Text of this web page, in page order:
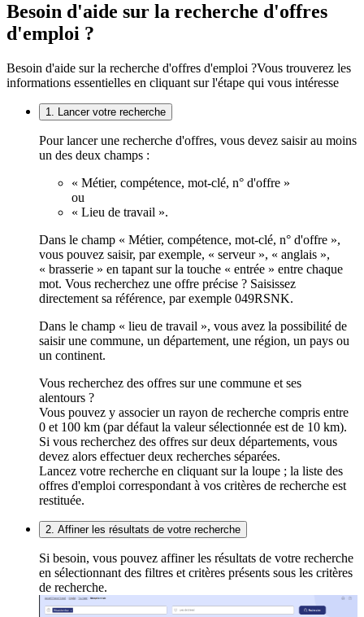
Besoin d'aide sur la recherche d'offres
d'emploi ?
Besoin d'aide sur la recherche d'offres d'emploi ?Vous trouverez les
informations essentielles en cliquant sur l'étape qui vous intéresse
1. Lancer votre recherche
Pour lancer une recherche d'offres, vous devez saisir au moins
un des deux champs :
« Métier, compétence, mot-clé, n° d'offre »
ou
« Lieu de travail ».
Dans le champ « Métier, compétence, mot-clé, n° d'offre »,
vous pouvez saisir, par exemple, « serveur », « anglais »,
« brasserie » en tapant sur la touche « entrée » entre chaque
mot. Vous recherchez une offre précise ? Saisissez
directement sa référence, par exemple 049RSNK.
Dans le champ « lieu de travail », vous avez la possibilité de
saisir une commune, un département, une région, un pays ou
un continent.
Vous recherchez des offres sur une commune et ses
alentours ?
Vous pouvez y associer un rayon de recherche compris entre
0 et 100 km (par défaut la valeur sélectionnée est de 10 km).
Si vous recherchez des offres sur deux départements, vous
devez alors effectuer deux recherches séparées.
Lancez votre recherche en cliquant sur la loupe ; la liste des
offres d'emploi correspondant à vos critères de recherche est
restituée.
2. Affiner les résultats de votre recherche
Si besoin, vous pouvez affiner les résultats de votre recherche
en sélectionnant des filtres et critères présents sous les critères
de recherche.